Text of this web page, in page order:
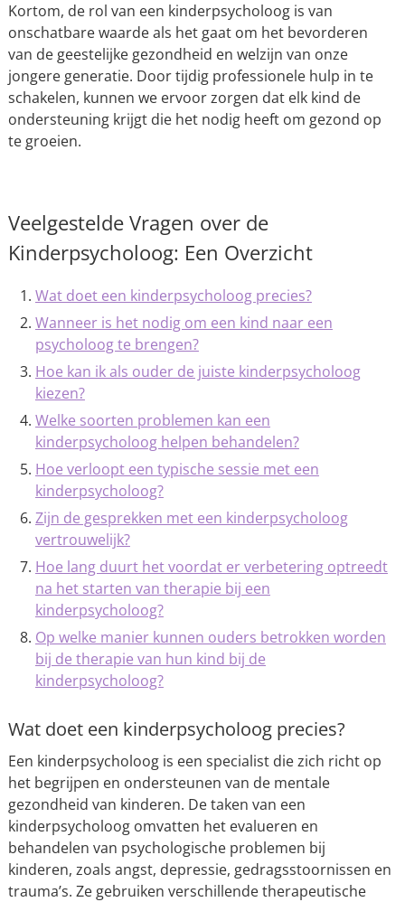
Kortom, de rol van een kinderpsycholoog is van
onschatbare waarde als het gaat om het bevorderen
van de geestelijke gezondheid en welzijn van onze
jongere generatie. Door tijdig professionele hulp in te
schakelen, kunnen we ervoor zorgen dat elk kind de
ondersteuning krijgt die het nodig heeft om gezond op
te groeien.
Veelgestelde Vragen over de
Kinderpsycholoog: Een Overzicht
Wat doet een kinderpsycholoog precies?
Wanneer is het nodig om een kind naar een
psycholoog te brengen?
Hoe kan ik als ouder de juiste kinderpsycholoog
kiezen?
Welke soorten problemen kan een
kinderpsycholoog helpen behandelen?
Hoe verloopt een typische sessie met een
kinderpsycholoog?
Zijn de gesprekken met een kinderpsycholoog
vertrouwelijk?
Hoe lang duurt het voordat er verbetering optreedt
na het starten van therapie bij een
kinderpsycholoog?
Op welke manier kunnen ouders betrokken worden
bij de therapie van hun kind bij de
kinderpsycholoog?
Wat doet een kinderpsycholoog precies?
Een kinderpsycholoog is een specialist die zich richt op
het begrijpen en ondersteunen van de mentale
gezondheid van kinderen. De taken van een
kinderpsycholoog omvatten het evalueren en
behandelen van psychologische problemen bij
kinderen, zoals angst, depressie, gedragsstoornissen en
trauma’s. Ze gebruiken verschillende therapeutische